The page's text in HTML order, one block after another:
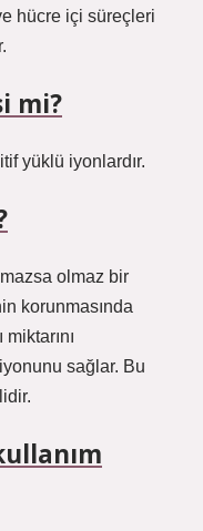
hücre içi süreçleri
mi?
yüklü iyonlardır.
olmaz bir
korunmasında
sağlar. Bu